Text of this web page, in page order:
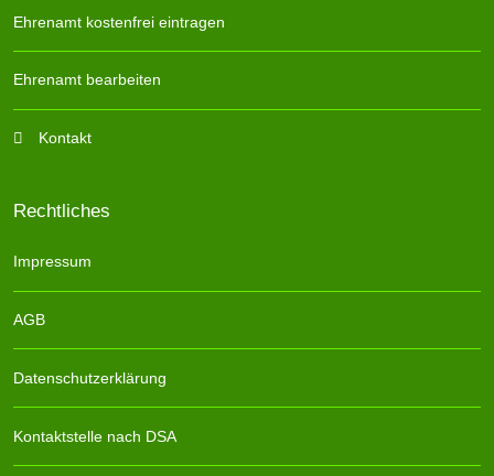
Ehrenamt kostenfrei eintragen
Ehrenamt bearbeiten
Kontakt
Rechtliches
Impressum
AGB
Datenschutzerklärung
Kontaktstelle nach DSA